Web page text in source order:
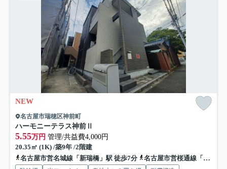
NEW
名古屋市瑞穂区神前町
ハーモニーテラス神前Ⅱ
5.55万円 管理/共益費4,000円
20.35㎡ (1K) /築9年 /2階建
名古屋市営名城線「新瑞橋」駅 徒歩7分
名古屋市営桜通線「瑞穂運動場西」駅 徒歩7分